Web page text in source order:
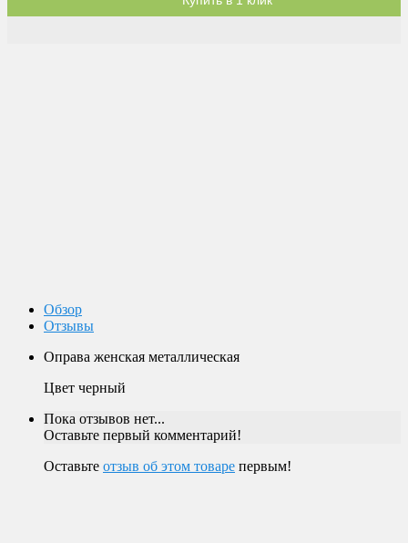
Обзор
Отзывы
Оправа женская металлическая
Цвет черный
Пока отзывов нет...
Оставьте первый комментарий!
Оставьте отзыв об этом товаре первым!